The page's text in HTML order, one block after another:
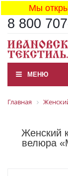
Мы
8 800
МЕНЮ
Главная
Женский
велюра